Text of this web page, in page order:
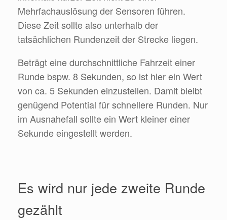
Mehrfachauslösung der Sensoren führen.
Diese Zeit sollte also unterhalb der
tatsächlichen Rundenzeit der Strecke liegen.
Beträgt eine durchschnittliche Fahrzeit einer
Runde bspw. 8 Sekunden, so ist hier ein Wert
von ca. 5 Sekunden einzustellen. Damit bleibt
genügend Potential für schnellere Runden. Nur
im Ausnahefall sollte ein Wert kleiner einer
Sekunde eingestellt werden.
Es wird nur jede zweite Runde
gezählt